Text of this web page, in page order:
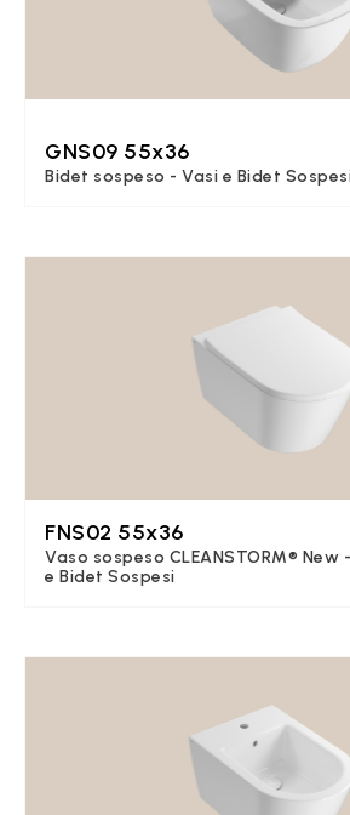
GNS09 55x36
Bidet sospeso - Vasi e Bidet
FNS02 55x36
Vaso sospeso CLEANSTORM® New
e Bidet Sospesi